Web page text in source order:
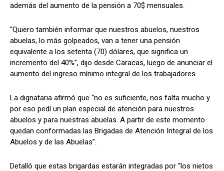
además del aumento de la pensión a 70$ mensuales.
“Quiero también informar que nuestros abuelos, nuestros
abuelas, lo más golpeados, van a tener una pensión
equivalente a los setenta (70) dólares, que significa un
incremento del 40%”, dijo desde Caracas, luego de anunciar el
aumento del ingreso mínimo integral de los trabajadores.
La dignataria afirmó que “no es suficiente, nos falta mucho y
por eso pedí un plan especial de atención para nuestros
abuelos y para nuestras abuelas. A partir de este momento
quedan conformadas las Brigadas de Atención Integral de los
Abuelos y de las Abuelas”.
Detalló que estas brigardas estarán integradas por “los nietos